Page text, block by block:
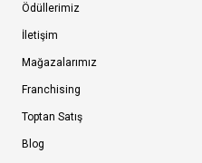
Ödüllerimiz
İletişim
Mağazalarımız
Franchising
Toptan Satış
Blog